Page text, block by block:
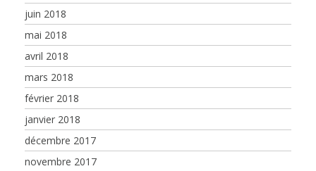
juin 2018
mai 2018
avril 2018
mars 2018
février 2018
janvier 2018
décembre 2017
novembre 2017